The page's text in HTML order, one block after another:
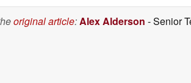
original article:Alex Alderson - Senior